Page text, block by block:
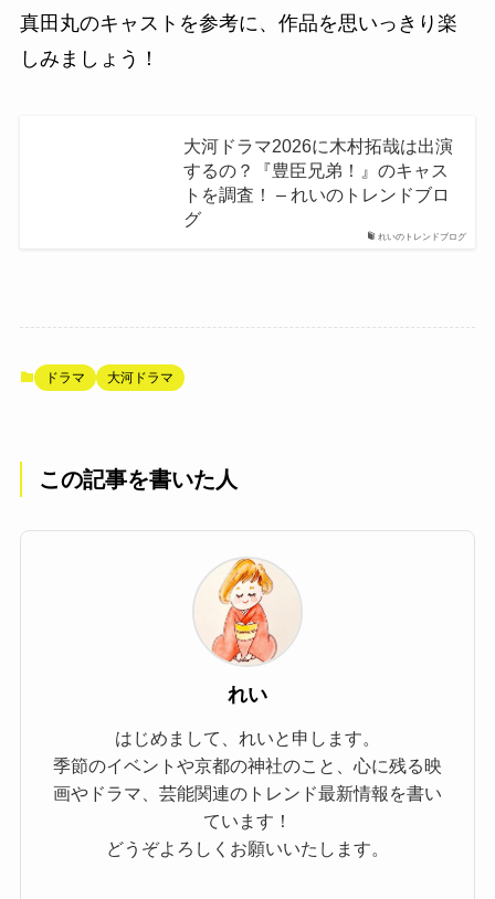
真田丸のキャストを参考に、作品を思いっきり楽
しみましょう！
れいのトレンドブログ
大河ドラマ2026に木村拓哉は出演
するの？『豊臣兄弟！』のキャス
トを調査！ – れいのトレンドブロ
グ
ドラマ 大河ドラマ
この記事を書いた人
れい
はじめまして、れいと申します。
季節のイベントや京都の神社のこと、心に残る映
画やドラマ、芸能関連のトレンド最新情報を書い
ています！
どうぞよろしくお願いいたします。